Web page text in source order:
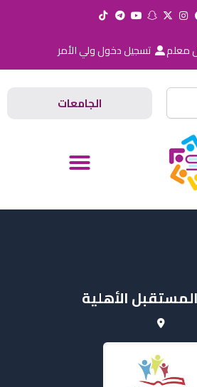
معلم تسجيل دخول ولي الأمر
الجامعات
الأهلية